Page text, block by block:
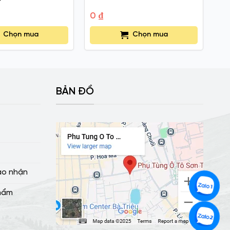
Chọn mua
0 ₫
Chọn mua
nhận
BẢN ĐỒ